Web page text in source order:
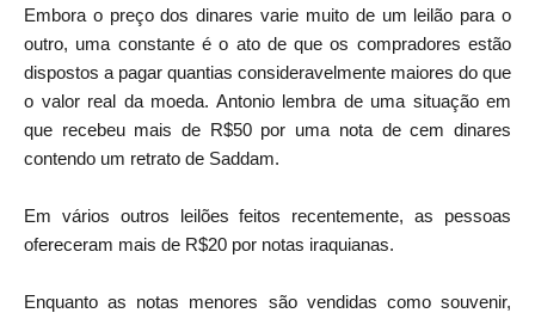
Embora o preço dos dinares varie muito de um leilão para o
outro, uma constante é o ato de que os compradores estão
dispostos a pagar quantias consideravelmente maiores do que
o valor real da moeda. Antonio lembra de uma situação em
que recebeu mais de R$50 por uma nota de cem dinares
contendo um retrato de Saddam.
Em vários outros leilões feitos recentemente, as pessoas
ofereceram mais de R$20 por notas iraquianas.
Enquanto as notas menores são vendidas como souvenir,